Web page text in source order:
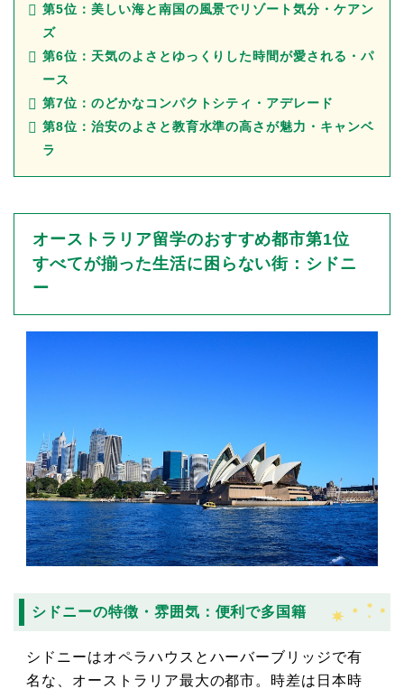
第5位：美しい海と南国の風景でリゾート気分・ケアン
ズ
第6位：天気のよさとゆっくりした時間が愛される・パ
ース
第7位：のどかなコンパクトシティ・アデレード
第8位：治安のよさと教育水準の高さが魅力・キャンベ
ラ
オーストラリア留学のおすすめ都市第1位
すべてが揃った生活に困らない街：シドニ
ー
シドニーの特徴・雰囲気：便利で多国籍
シドニーはオペラハウスとハーバーブリッジで有
名な、オーストラリア最大の都市。時差は日本時